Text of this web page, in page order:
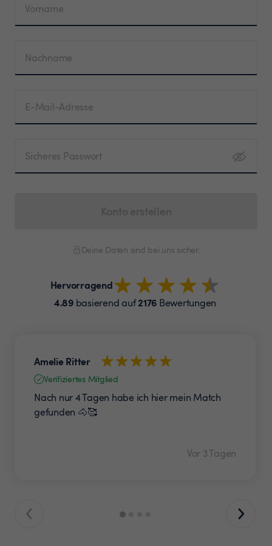
Vorname
Nachname
E-Mail-Adresse
Sicheres Passwort
Deine Daten sind bei uns sicher.
Hervorragend
4.89basierend auf2176 Bewertungen
Amelie Ritter
Verifiziertes Mitglied
Nach nur 4 Tagen habe ich hier mein Match
gefunden 🐴🥰
Vor 3 Tagen